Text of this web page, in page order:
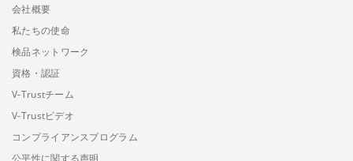
会社概要
私たちの使命
検品ネットワーク
資格・認証
V-Trustチーム
V-Trustビデオ
コンプライアンスプログラム
公平性に関する声明